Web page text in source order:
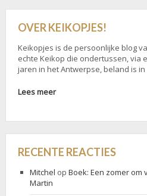
OVER KEIKOPJES!
Keikopjes is de persoonlijke blog
echte Keikop die ondertussen, via
jaren in het Antwerpse, beland is
Lees meer
RECENTE REACTIES
Mitchel op Boek: Een zomer om
Martin